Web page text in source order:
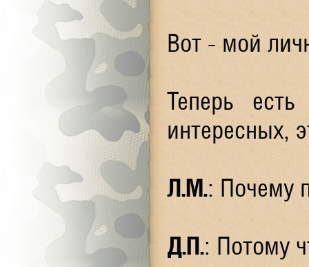
Вот - мой
Теперь
интересных,
Л.М.: Почему
Д.П.: Потому